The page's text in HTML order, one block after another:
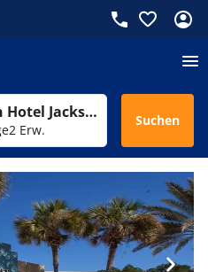
DoubleTree by Hilton Hotel Jacksonville Airport
2 Erw.
Suchen